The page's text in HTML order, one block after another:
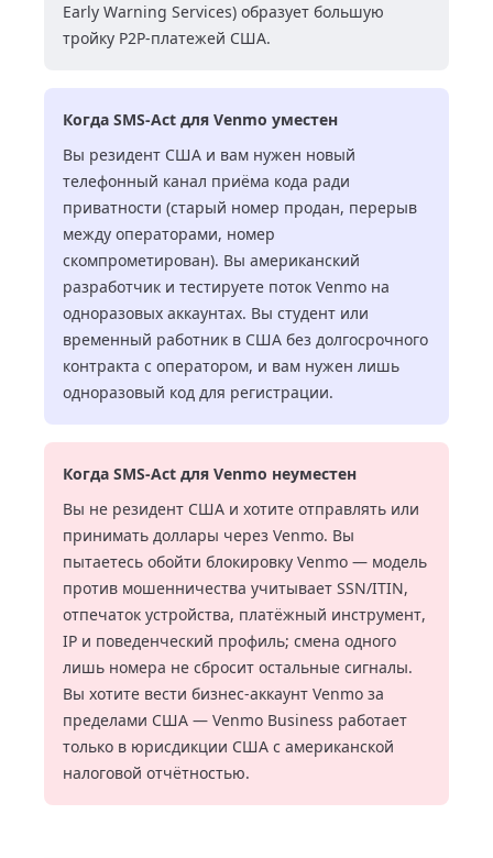
Early Warning Services) образует большую
тройку P2P-платежей США.
Когда SMS-Act для Venmo уместен
Вы резидент США и вам нужен новый
телефонный канал приёма кода ради
приватности (старый номер продан, перерыв
между операторами, номер
скомпрометирован). Вы американский
разработчик и тестируете поток Venmo на
одноразовых аккаунтах. Вы студент или
временный работник в США без долгосрочного
контракта с оператором, и вам нужен лишь
одноразовый код для регистрации.
Когда SMS-Act для Venmo неуместен
Вы не резидент США и хотите отправлять или
принимать доллары через Venmo. Вы
пытаетесь обойти блокировку Venmo — модель
против мошенничества учитывает SSN/ITIN,
отпечаток устройства, платёжный инструмент,
IP и поведенческий профиль; смена одного
лишь номера не сбросит остальные сигналы.
Вы хотите вести бизнес-аккаунт Venmo за
пределами США — Venmo Business работает
только в юрисдикции США с американской
налоговой отчётностью.